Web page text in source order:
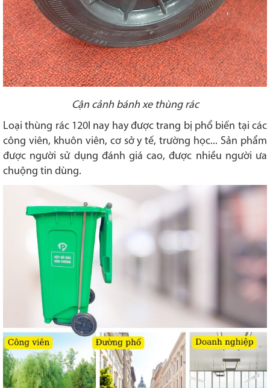
Cận cảnh bánh xe thùng rác
Loại thùng rác 120l nay hay được trang bị phổ biến tại các
công viên, khuôn viên, cơ sở y tế, trường học... Sản phẩm
được người sử dụng đánh giá cao, được nhiều người ưa
chuộng tin dùng.